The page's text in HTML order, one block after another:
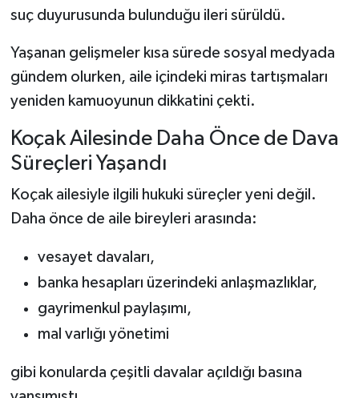
suç duyurusunda bulunduğu ileri sürüldü.
Yaşanan gelişmeler kısa sürede sosyal medyada
gündem olurken, aile içindeki miras tartışmaları
yeniden kamuoyunun dikkatini çekti.
Koçak Ailesinde Daha Önce de Dava
Süreçleri Yaşandı
Koçak ailesiyle ilgili hukuki süreçler yeni değil.
Daha önce de aile bireyleri arasında:
vesayet davaları,
banka hesapları üzerindeki anlaşmazlıklar,
gayrimenkul paylaşımı,
mal varlığı yönetimi
gibi konularda çeşitli davalar açıldığı basına